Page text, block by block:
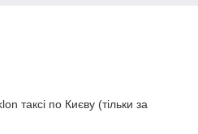
таксі по Києву (тільки за